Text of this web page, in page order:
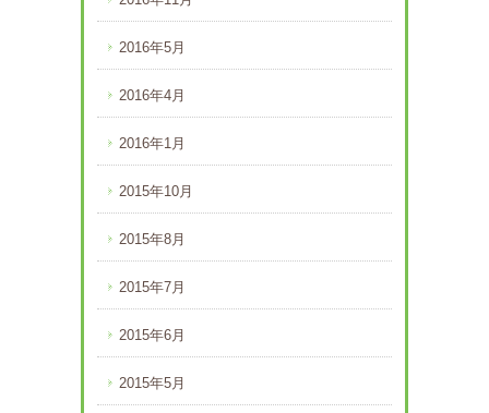
2016年5月
2016年4月
2016年1月
2015年10月
2015年8月
2015年7月
2015年6月
2015年5月